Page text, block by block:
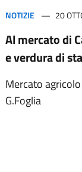
NOTIZIE 20
Al mercato di
e verdura di
Mercato
G.Foglia